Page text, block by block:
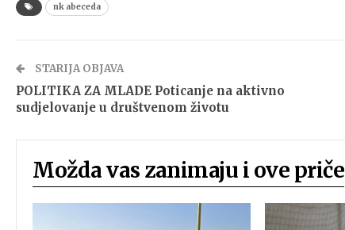
nk abeceda
STARIJA OBJAVA
POLITIKA ZA MLADE Poticanje na aktivno
sudjelovanje u društvenom životu
Možda vas zanimaju i ove priče